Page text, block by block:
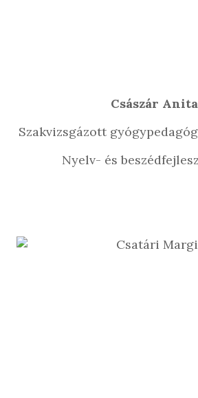
Császár Anita
Szakvizsgázott
Nyelv- és